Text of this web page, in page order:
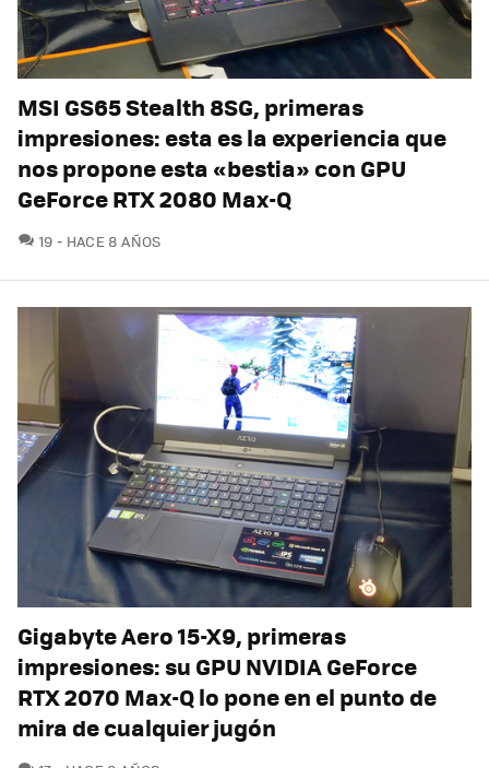
MSI GS65 Stealth 8SG, primeras
impresiones: esta es la experiencia que
nos propone esta «bestia» con GPU
GeForce RTX 2080 Max-Q
19 COMENTARIOS
HACE 8 AÑOS
Gigabyte Aero 15-X9, primeras
impresiones: su GPU NVIDIA GeForce
RTX 2070 Max-Q lo pone en el punto de
mira de cualquier jugón